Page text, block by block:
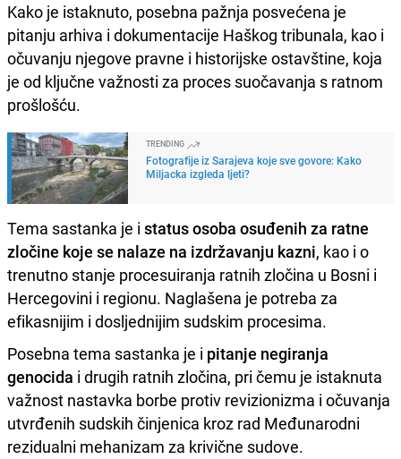
Kako je istaknuto, posebna pažnja posvećena je
pitanju arhiva i dokumentacije Haškog tribunala, kao i
očuvanju njegove pravne i historijske ostavštine, koja
je od ključne važnosti za proces suočavanja s ratnom
prošlošću.
TRENDING
Fotografije iz Sarajeva koje sve govore: Kako
Miljacka izgleda ljeti?
Tema sastanka je i status osoba osuđenih za ratne
zločine koje se nalaze na izdržavanju kazni, kao i o
trenutno stanje procesuiranja ratnih zločina u Bosni i
Hercegovini i regionu. Naglašena je potreba za
efikasnijim i dosljednijim sudskim procesima.
Posebna tema sastanka je i pitanje negiranja
genocida i drugih ratnih zločina, pri čemu je istaknuta
važnost nastavka borbe protiv revizionizma i očuvanja
utvrđenih sudskih činjenica kroz rad Međunarodni
rezidualni mehanizam za krivične sudove.